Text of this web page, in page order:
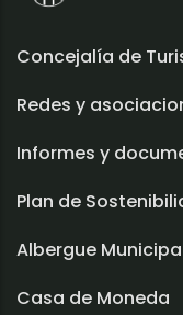
Concejalía de
Redes y
Informes y
Plan de
Albergue
Casa de Moneda